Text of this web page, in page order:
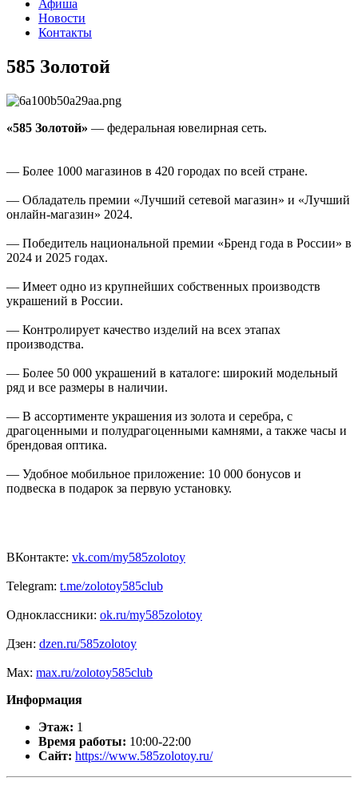
Афиша
Новости
Контакты
585 Золотой
«585 Золотой» — федеральная ювелирная сеть.
— Более 1000 магазинов в 420 городах по всей стране.
— Обладатель премии «Лучший сетевой магазин» и «Лучший
онлайн-магазин» 2024.
— Победитель национальной премии «Бренд года в России» в
2024 и 2025 годах.
— Имеет одно из крупнейших собственных производств
украшений в России.
— Контролирует качество изделий на всех этапах
производства.
— Более 50 000 украшений в каталоге: широкий модельный
ряд и все размеры в наличии.
— В ассортименте украшения из золота и серебра, с
драгоценными и полудрагоценными камнями, а также часы и
брендовая оптика.
— Удобное мобильное приложение: 10 000 бонусов и
подвеска в подарок за первую установку.
ВКонтакте: vk.com/my585zolotoy
Telegram: t.me/zolotoy585club
Одноклассники: ok.ru/my585zolotoy
Дзен: dzen.ru/585zolotoy
Max: max.ru/zolotoy585club
Информация
Этаж: 1
Время работы: 10:00-22:00
Сайт: https://www.585zolotoy.ru/